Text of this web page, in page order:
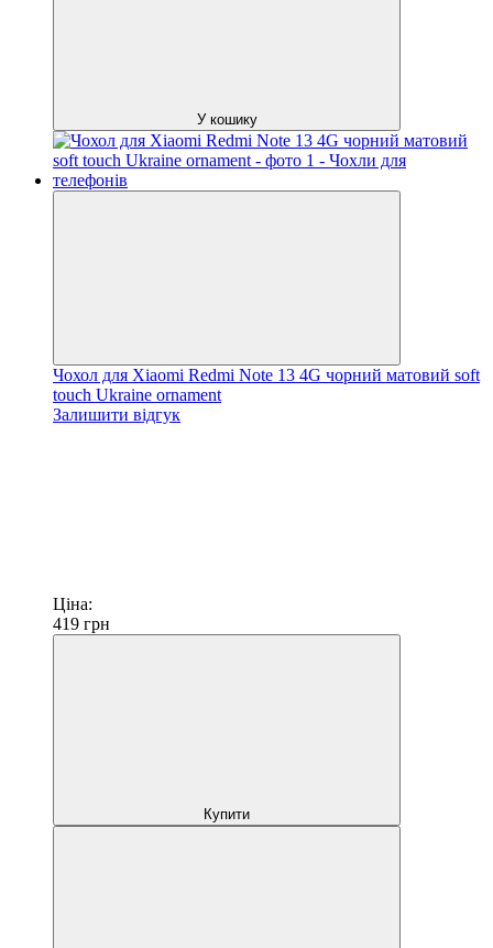
У кошику
Чохол для Xiaomi Redmi Note 13 4G чорний матовий soft
touch Ukraine ornament
Залишити відгук
Ціна:
419 грн
Купити